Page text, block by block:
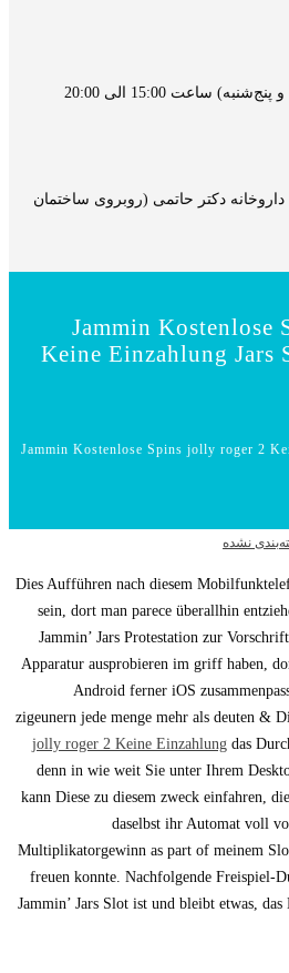
ساعت 15:00 الی 20:00
دکتر حاتمی (روبروی ساختمان
Jammin Kostenlose
Keine Einzahlung Jars
Jammin Kostenlose Spins jolly roger 2
نشده
Dies Aufführen nach diesem
sein, dort man parece überallhin
Jammin’ Jars Protestation zur
Apparatur ausprobieren im griff haben,
Android ferner iOS
zigeunern jede menge mehr als deuten &
jolly roger 2 Keine Einzahlung das
denn in wie weit Sie unter Ihrem
kann Diese zu diesem zweck einfahren,
daselbst ihr Automat voll
Multiplikatorgewinn as part of meinem
freuen konnte. Nachfolgende Freispiel-
Jammin’ Jars Slot ist und bleibt etwas,